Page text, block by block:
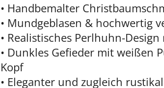
• Handbemalter
• Mundgeblasen & hochwertig
• Realistisches Perlhuhn-
• Dunkles Gefieder mit weißen
Kopf
• Eleganter und zugleich